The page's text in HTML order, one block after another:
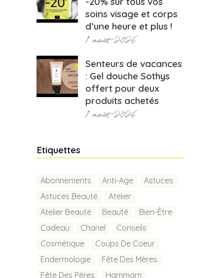
soins visage et corps
d’une heure et plus !
1 août 2026
Senteurs de vacances
: Gel douche Sothys
offert pour deux
produits achetés
1 août 2026
Etiquettes
Abonnements Anti-Age
Astuces
Astuces Beauté
Atelier
Atelier Beauté
Beauté
Bien-Être
Cadeau
Chanel
Conseils
Cosmétique
Coups De Coeur
Endermologie
Fête Des Mères
Fête Des Pères
Hammam